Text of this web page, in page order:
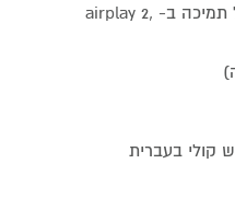
שיתוף תכנים מהטלפון הנייד כולל תמיכה ב- airplay 2,
קולי בעברית